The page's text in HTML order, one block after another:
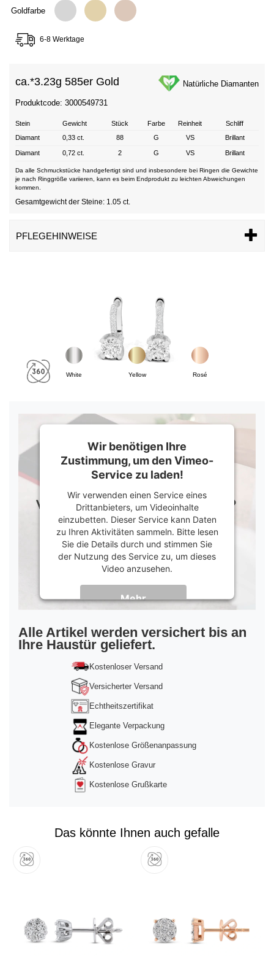
Goldfarbe
6-8 Werktage
ca.*3.23g 585er Gold Natürliche Diamanten
Produktcode: 3000549731
Stein Gewicht Stück Farbe Reinheit
Schliff
Diamant
0,33 ct. 88 G VS Brillant
Diamant 0,72 ct. 2 G VS Brillant
Da alle Schmuckstücke handgefertigt sind und insbesondere bei Ringen die Gewichte
je nach Ringgröße variieren, kann es beim Endprodukt zu leichten Abweichungen
kommen.
Gesamtgewicht der Steine: 1.05 ct.
PFLEGEHINWEISE
White Rosé
Yellow
Wir benötigen Ihre
Zustimmung, um den Vimeo-
Service zu laden!
Wir verwenden einen Service eines
Drittanbieters, um Videoinhalte
einzubetten. Dieser Service kann Daten
zu Ihren Aktivitäten sammeln. Bitte lesen
Sie die Details durch und stimmen Sie
der Nutzung des Service zu, um dieses
Video anzusehen.
Mehr
Informationen
Akzeptieren
powered byUsercentrics Consent
Management Platform&Trusted Shops
Alle Artikel werden versichert bis an
Ihre Haustür geliefert.
Kostenloser Versand
Versicherter Versand
Echtheitszertifikat
Elegante Verpackung
Kostenlose Größenanpassung
Kostenlose Gravur
Kostenlose Grußkarte
Das könnte Ihnen auch gefalle